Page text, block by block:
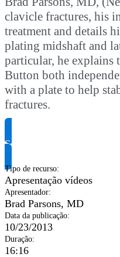
clavicle fractures, his
treatment and details
plating midshaft and
particular, he explains
Button both
with a plate to help
fractures.
Solicite informação do
Tipo de recurso:
Apresentação vídeos
Apresentador:
Brad Parsons, MD
Data da publicação:
10/23/2013
Duração:
16:16